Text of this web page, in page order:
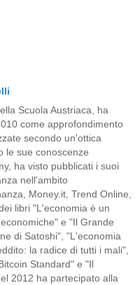
Scuola Austriaca, ha
come approfondimento
secondo un'ottica
le sue conoscenze
ha visto pubblicati i suoi
nell'ambito
Money.it, Trend Online,
libri "L'economia è un
e "Il Grande
di Satoshi", "L'economia
la radice di tutti i mali",
Standard" e "Il
2012 ha partecipato alla